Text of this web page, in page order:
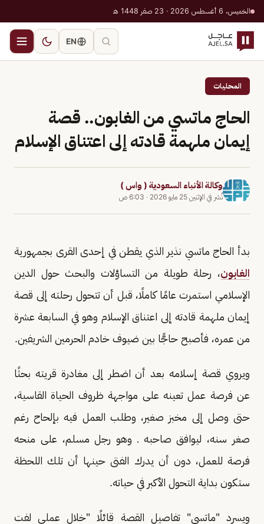
الخميس، 6 أغسطس 2026 · 23 صفر 1448 هـ
EN
المحليات
الحاج ماتسي من الغابون.. قصة
إيمان ملهمة قادته إلى اعتناق الإسلام
وكالة الأنباء السعودية ( واس )
نُشر في الإثنين 25 مايو 2026 · 6:03 ص
بدأ الحاج ماتسي نذير الذي يقطن في إحدى القرى بجمهورية
الغابون، رحلة طويلة من التساؤلات والبحث حول الدين
الإسلامي استمرت عامًا كاملًا، قبل أن تتحول رحلته إلى قصة
إيمان ملهمة قادته إلى اعتناق الإسلام وهو في السابعة عشرة
من عمره، فأصبح حاجًّا بين ضيوف خادم الحرمين الشريفين.
ويروي قصة إسلامه بعد أن اضطر إلى مغادرة قريته بحثًا
عن فرصة عمل تعينه على مواجهة ظروف الحياة القاسية،
حتى وصل إلى مخبز صغير، وطلب العمل فيه بإلحاح رغم
صغر سنه، ليوافق صاحبه ـ وهو رجل مسلم، على منحه
فرصة للعمل، دون أن يدرك الفتى حينها أن تلك اللحظة
ستكون بداية التحول الأكبر في حياته.
ويسرد "ماتسي" تفاصيل القصة قائلًا "خلال عملي لفت